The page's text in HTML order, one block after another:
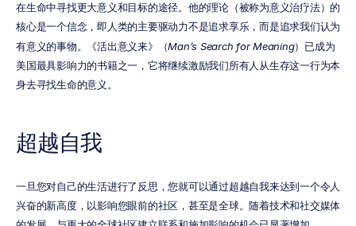
在生命中寻找更大意义和目标的途径。他的理论（被称为意义治疗法）的
核心是一个信念，即人类的主要驱动力不是追求享乐，而是追求我们认为
有意义的事物。《活出意义来》（Man’s Search for Meaning）已成为
美国最具影响力的书籍之一，它将继续激励我们所有人从生存这一行为本
身去寻找生命的意义。
超越自我
一旦您对自己的生活进行了反思，您就可以通过超越自我来达到一个令人
兴奋的新高度，以影响您眼前的社区，甚至是全球。随着技术和社交媒体